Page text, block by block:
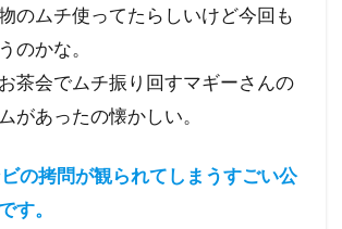
のムチ使ってたらしいけど今回も
のかな。
茶会でムチ振り回すマギーさんの
があったの懐かしい。
の拷問が観られてしまうすごい公
す。